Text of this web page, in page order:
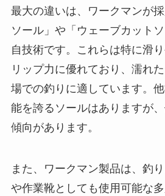
最大の違いは、ワークマンが
ソール」や「ウェーブカット
自技術です。これらは特に滑
リップ力に優れており、濡れ
場での釣りに適しています。
能を誇るソールはありますが
傾向があります。
また、ワークマン製品は、釣
や作業靴としても使用可能な